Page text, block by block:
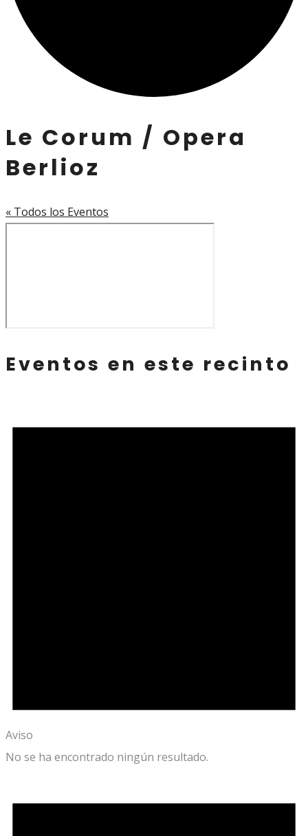
Le Corum / Opera
Berlioz
« Todos los Eventos
Eventos en este recinto
Aviso
No se ha encontrado ningún resultado.